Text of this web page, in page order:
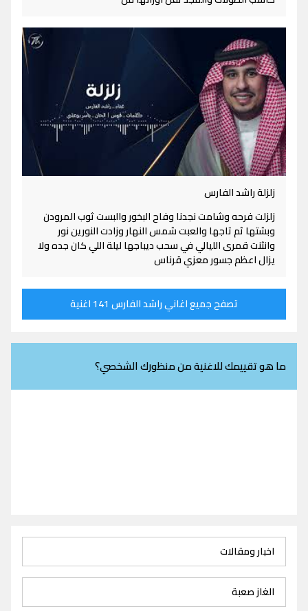
زلزلة راشد الفارس
زلزلت فرحه وشامت نجدنا وفاح البخور والبست ثوب المرودن
وبشتها ثم تاجها والعبت شمس النهار وزادت النورين نور
وانثنت قمرى الليالي في سحب ديباجها ليلة اللي كان جده ولا
يزال اعظم جسور معزي قرناس
تصفح جميع اغاني راشد الفارس 141 اغنية
ما هو تقييمك للاغنية من منظورك الشخصي؟
اخبار ومقالات
الغاز صعبة